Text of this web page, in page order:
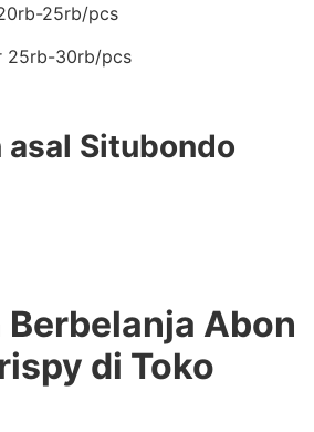
25rb/pcs
25rb-30rb/pcs
asal Situbondo
Berbelanja Abon
di Toko